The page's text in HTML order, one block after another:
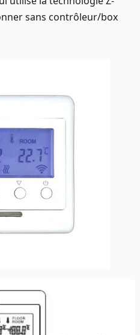
sans contrôleur/box